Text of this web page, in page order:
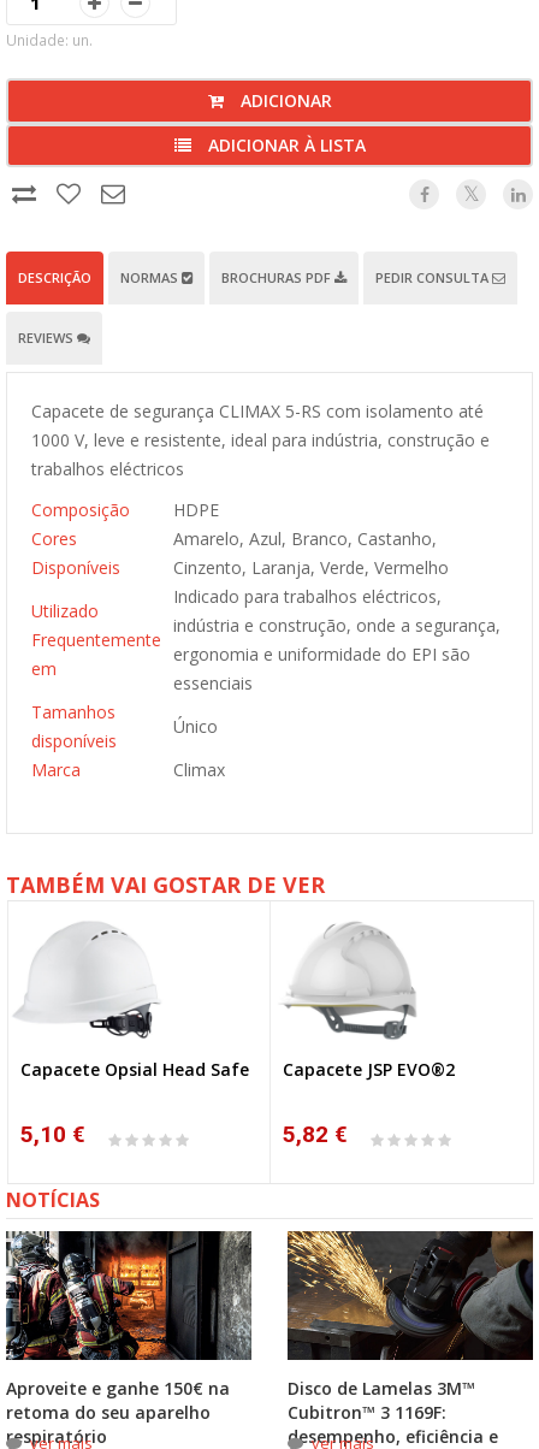
Unidade: un.
ADICIONAR
ADICIONAR À LISTA
DESCRIÇÃO NORMAS BROCHURAS PDF PEDIR CONSULTA
REVIEWS
Capacete de segurança CLIMAX 5-RS com isolamento até
1000 V, leve e resistente, ideal para indústria, construção e
trabalhos eléctricos
Composição
HDPE
Cores
Disponíveis
Amarelo, Azul, Branco, Castanho,
Cinzento, Laranja, Verde, Vermelho
Utilizado
Frequentemente
em
Indicado para trabalhos eléctricos,
indústria e construção, onde a segurança,
ergonomia e uniformidade do EPI são
essenciais
Tamanhos
disponíveis
Único
Marca
Climax
TAMBÉM VAI GOSTAR DE VER
NOVO
Capacete Opsial Head Safe
5,10 €
Capacete JSP EVO®2
5,82 €
NOTÍCIAS
Aproveite e ganhe 150€ na
retoma do seu aparelho
respiratório
ver mais
Disco de Lamelas 3M™
Cubitron™ 3 1169F:
desempenho, eficiência e
ver mais